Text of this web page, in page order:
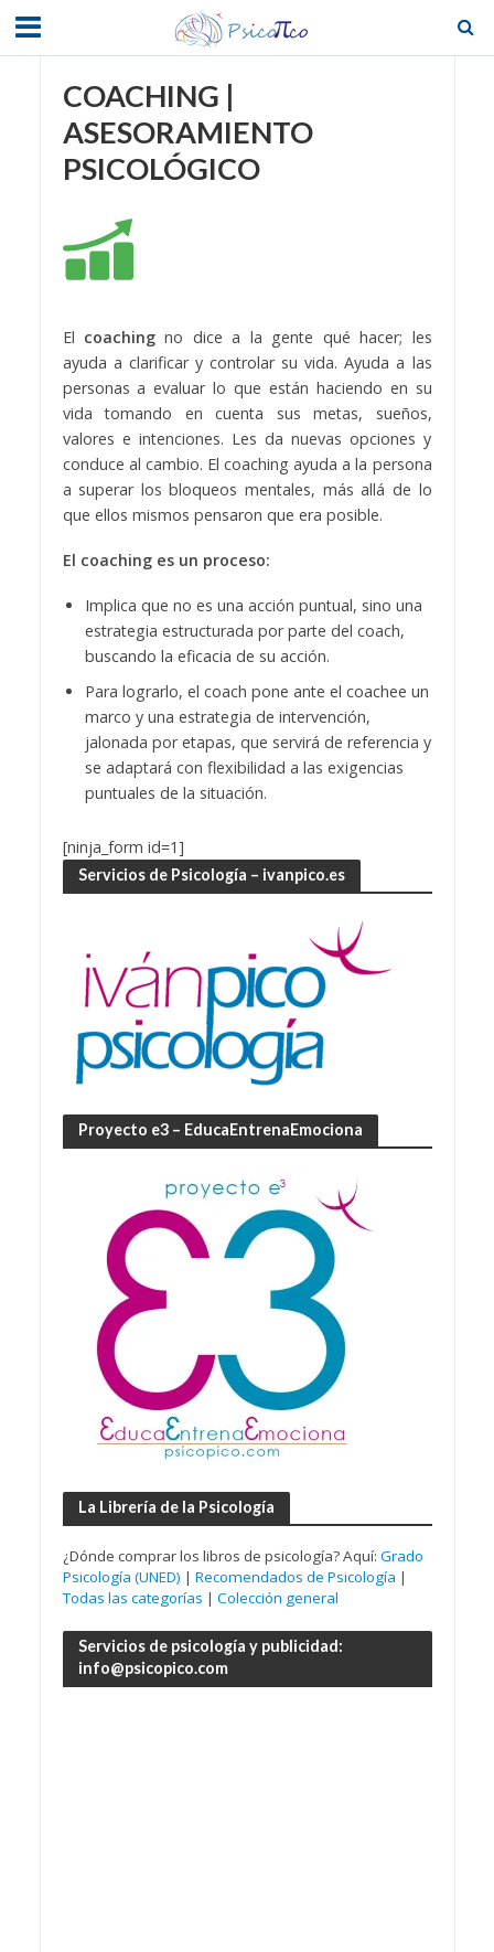
COACHING |
ASESORAMIENTO
PSICOLÓGICO
El coachingno dice a la gente qué hacer; les
ayuda a clarificar y controlar su vida. Ayuda a las
personas a evaluar lo que están haciendo en su
vida tomando en cuenta sus metas, sueños,
valores e intenciones. Les da nuevas opciones y
conduce al cambio. El coaching ayuda a la persona
a superar los bloqueos mentales, más allá de lo
que ellos mismos pensaron que era posible.
El coaching es un proceso:
Implica que no es una acción puntual, sino una
estrategia estructurada por parte del coach,
buscando la eficacia de su acción.
Para lograrlo, el coach pone ante el coachee un
marco y una estrategia de intervención,
jalonada por etapas, que servirá de referencia y
se adaptará con flexibilidad a las exigencias
puntuales de la situación.
[ninja_form id=1]
Servicios de Psicología – ivanpico.es
Proyecto e3 – EducaEntrenaEmociona
La Librería de la Psicología
¿Dónde comprar los libros de psicología? Aquí: Grado
Psicología (UNED) | Recomendados de Psicología |
Todas las categorías | Colección general
Servicios de psicología y publicidad:
info@psicopico.com